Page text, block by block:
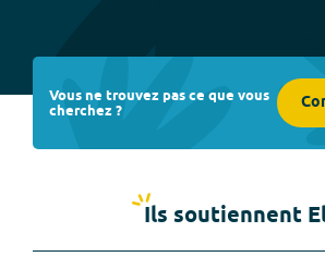
Vous ne trouvez pas ce que vous
cherchez ?
Ils soutiennent